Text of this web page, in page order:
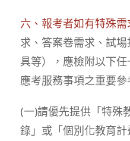
六、報考者如有特殊需
求、答案卷需求、試
具等），應檢附以下
應考服務事項之重要參
(一)請優先提供「特殊
錄」或「個別化教育